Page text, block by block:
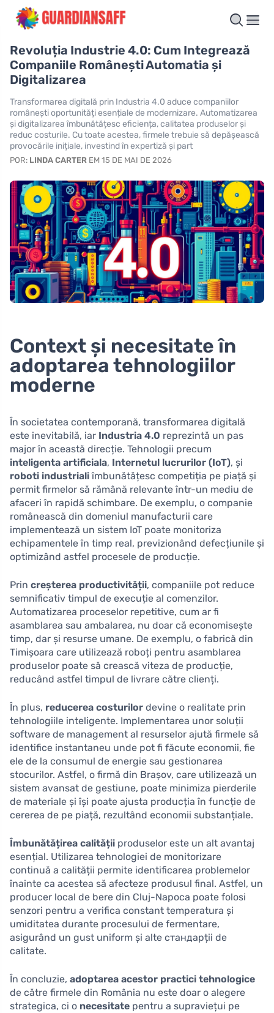
Revoluția Industrie 4.0: Cum Integrează
Companiile Românești Automatia și
Digitalizarea
Transformarea digitală prin Industria 4.0 aduce companiilor
românești oportunități esențiale de modernizare. Automatizarea
și digitalizarea îmbunătățesc eficiența, calitatea produselor și
reduc costurile. Cu toate acestea, firmele trebuie să depășească
provocările inițiale, investind în expertiză și part
POR: LINDA CARTER EM 15 DE MAI DE 2026
Context și necesitate în
adoptarea tehnologiilor
moderne
În societatea contemporană, transformarea digitală
este inevitabilă, iar Industria 4.0 reprezintă un pas
major în această direcție. Tehnologii precum
inteligenta artificiala, Internetul lucrurilor (IoT), și
roboti industrialiîmbunătățesc competiția pe piață și
permit firmelor să rămână relevante într-un mediu de
afaceri în rapidă schimbare. De exemplu, o companie
românească din domeniul manufacturii care
implementează un sistem IoT poate monitoriza
echipamentele în timp real, previzionând defecțiunile și
optimizând astfel procesele de producție.
Prin creșterea productivității, companiile pot reduce
semnificativ timpul de execuție al comenzilor.
Automatizarea proceselor repetitive, cum ar fi
asamblarea sau ambalarea, nu doar că economisește
timp, dar și resurse umane. De exemplu, o fabrică din
Timișoara care utilizează roboți pentru asamblarea
produselor poate să crească viteza de producție,
reducând astfel timpul de livrare către clienți.
În plus, reducerea costurilor devine o realitate prin
tehnologiile inteligente. Implementarea unor soluții
software de management al resurselor ajută firmele să
identifice instantaneu unde pot fi făcute economii, fie
ele de la consumul de energie sau gestionarea
stocurilor. Astfel, o firmă din Brașov, care utilizează un
sistem avansat de gestiune, poate minimiza pierderile
de materiale și își poate ajusta producția în funcție de
cererea de pe piață, rezultând economii substanțiale.
Îmbunătățirea calității produselor este un alt avantaj
esențial. Utilizarea tehnologiei de monitorizare
continuă a calității permite identificarea problemelor
înainte ca acestea să afecteze produsul final. Astfel, un
producer local de bere din Cluj-Napoca poate folosi
senzori pentru a verifica constant temperatura și
umiditatea durante procesului de fermentare,
asigurând un gust uniform și alte стандарții de
calitate.
În concluzie, adoptarea acestor practici tehnologice
de către firmele din România nu este doar o alegere
strategica, ci o necesitate pentru a supraviețui pe